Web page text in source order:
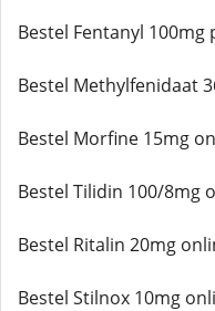
Bestel Fentanyl
Bestel Methylfenidaat
Bestel Morfine 15mg
Bestel Tilidin 100/8mg
Bestel Ritalin 20mg
Bestel Stilnox 10mg